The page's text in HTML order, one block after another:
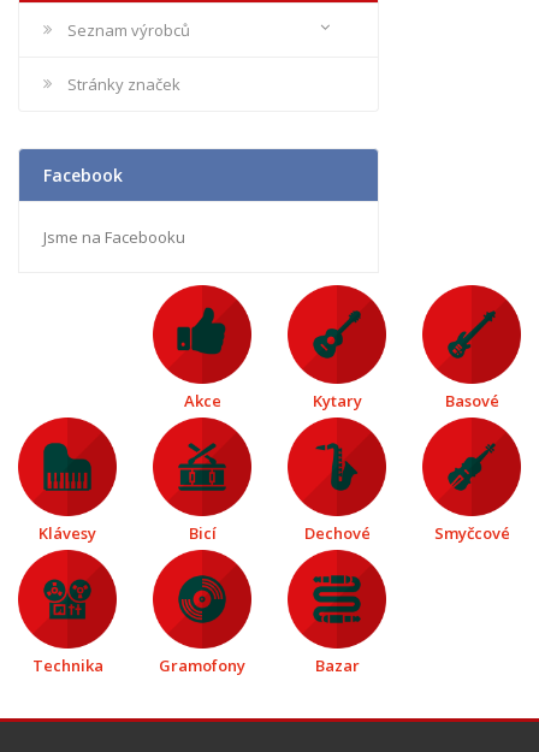
Seznam výrobců
Stránky značek
Facebook
Jsme na Facebooku
Akce Kytary Basové
Klávesy Bicí Dechové Smyčcové
Technika Gramofony Bazar